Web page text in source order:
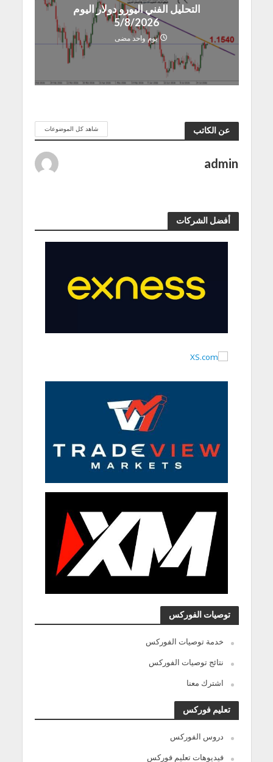
التحليل الفني اليورو دولار اليوم
5/8/2026
يوم واحد مضى
عن الكاتب شاهد كل الموضوعات
admin
أفضل الشركات
توصيات الفوركس
خدمة توصيات الفوركس
نتائج توصيات الفوركس
اشترك معنا
تعليم فوركس
دروس الفوركس
فيديوهات تعليم فوركس